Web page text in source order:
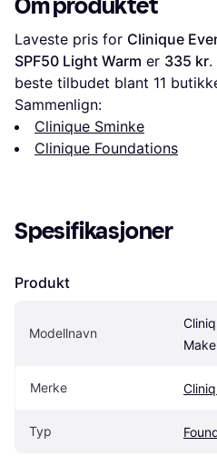
Om produktet
Laveste pris for Clinique
SPF50 Light Warm er 335 kr.
beste tilbudet blant 11
Sammenlign:
Clinique Sminke
Clinique Foundations
Spesifikasjoner
Produkt
Modellnavn
Merke
Typ